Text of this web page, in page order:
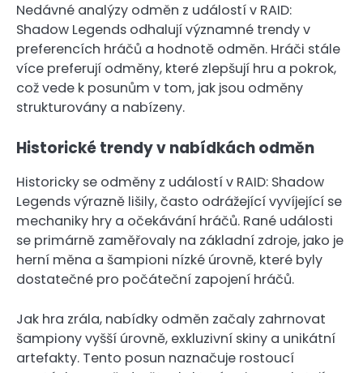
Nedávné analýzy odměn z událostí v RAID:
Shadow Legends odhalují významné trendy v
preferencích hráčů a hodnotě odměn. Hráči stále
více preferují odměny, které zlepšují hru a pokrok,
což vede k posunům v tom, jak jsou odměny
strukturovány a nabízeny.
Historické trendy v nabídkách odměn
Historicky se odměny z událostí v RAID: Shadow
Legends výrazně lišily, často odrážející vyvíjející se
mechaniky hry a očekávání hráčů. Rané události
se primárně zaměřovaly na základní zdroje, jako je
herní měna a šampioni nízké úrovně, které byly
dostatečné pro počáteční zapojení hráčů.
Jak hra zrála, nabídky odměn začaly zahrnovat
šampiony vyšší úrovně, exkluzivní skiny a unikátní
artefakty. Tento posun naznačuje rostoucí